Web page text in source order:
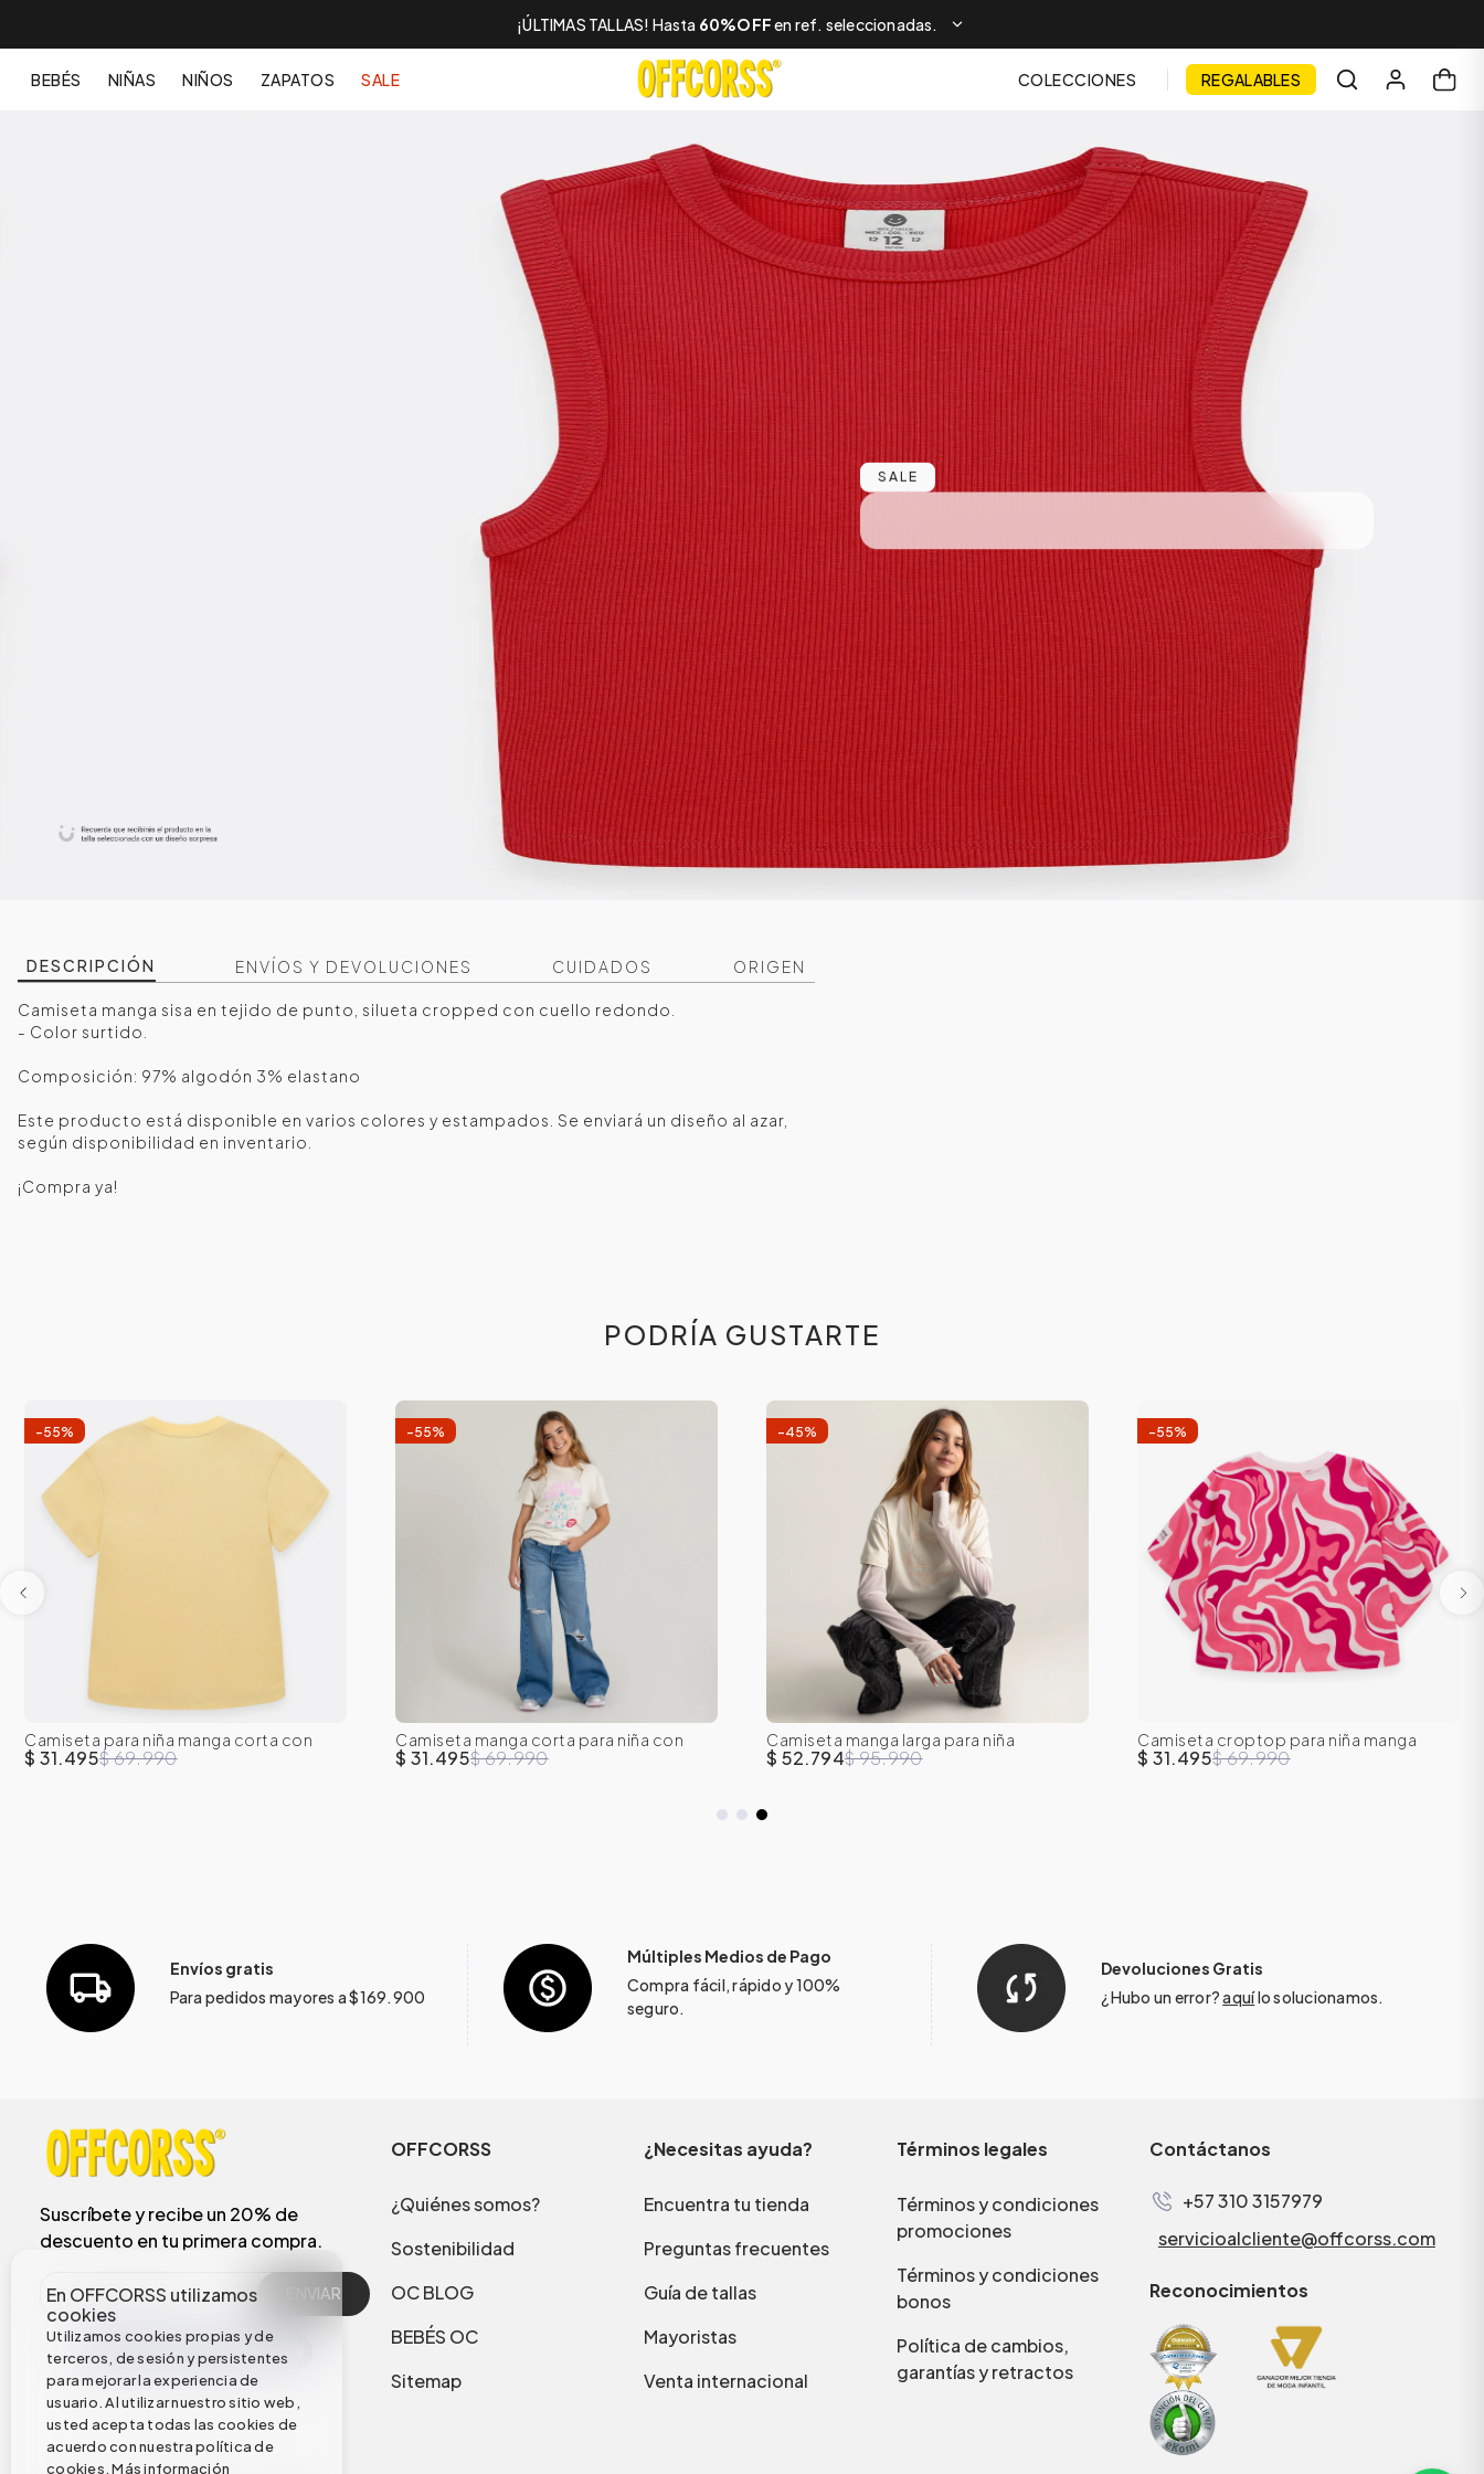
¡ÚLTIMAS TALLAS! Hasta 60%OFFen ref. seleccionadas.
BEBÉS NIÑAS NIÑOS ZAPATOS SALE COLECCIONES REGALABLES
En OFFCORSS utilizamos
cookies
Utilizamos cookies propias y de
terceros, de sesión y persistentes
para mejorar la experiencia de
usuario. Al utilizar nuestro sitio web,
usted acepta todas las cookies de
acuerdo con nuestra política de
cookies.Más información
SALE
DESCRIPCIÓN ENVÍOS Y DEVOLUCIONES CUIDADOS ORIGEN
Camiseta manga sisa en tejido de punto, silueta cropped con cuello redondo.
- Color surtido.
Composición: 97% algodón 3% elastano
Este producto está disponible en varios colores y estampados. Se enviará un diseño al azar,
según disponibilidad en inventario.
¡Compra ya!
PODRÍA GUSTARTE
-55%
10 12 14 16
8
Camiseta para niña manga corta con
detalle brillante
$ 31.495$ 69.990
-55%
10 12 14 16
8
Camiseta manga corta para niña con
estampado
$ 31.495$ 69.990
-45%
10 12 14 16
8
Camiseta manga larga para niña
$ 52.794$ 95.990
-55%
10 12 14 16
8
Camiseta croptop para niña manga
corta
$ 31.495$ 69.990
Envíos gratis
Para pedidos mayores a $169.900
Múltiples Medios de Pago
Compra fácil, rápido y 100%
seguro.
Devoluciones Gratis
¿Hubo un error?aquílo solucionamos.
Suscríbete y recibe un 20% de
descuento en tu primera compra.
ENVIAR
OFFCORSS
¿Quiénes somos?
Sostenibilidad
OC BLOG
BEBÉS OC
Sitemap
¿Necesitas ayuda?
Encuentra tu tienda
Preguntas frecuentes
Guía de tallas
Mayoristas
Venta internacional
Términos legales
Términos y condiciones
promociones
Términos y condiciones
bonos
Política de cambios,
garantías y retractos
Contáctanos
+57 310 3157979
servicioalcliente@offcorss.com
Reconocimientos